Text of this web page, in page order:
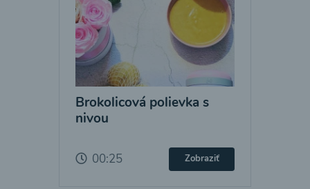
Brokolicová polievka s
nivou
00:25 Zobraziť